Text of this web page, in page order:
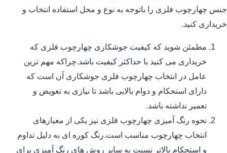
جنس چهارچوب فلزی را باتوجه به نوع و محل استفاده انتخاب و
خریداری کنید.
مطمئن شوید که کیفیت جوشکاری چهارچوب فلزی که
خریداری می کنید با حداکثر کیفیت باشد.چراکه مهم ترین
عامل در انتخاب چهارچوب فلزی جوشکاری آن است که
دارای استحکام و دوام بالایی باشد تا نیازی به تعویض و
تعمیر نداشته باشد.
نحوه رنگ آمیزی چهارچوب فلزی نیز یکی از معیارهای
انتخاب چهارچوب مناسب است.رنگ کوره ای به دلیل تداوم
و استحکام بالاتر نسبت به سایر روش های رنگ آمیزی برای